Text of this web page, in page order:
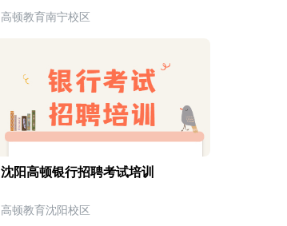
高顿教育南宁校区
沈阳高顿银行招聘考试培训
高顿教育沈阳校区